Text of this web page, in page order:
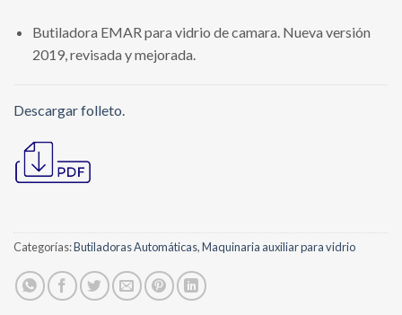
Butiladora EMAR para vidrio de camara. Nueva versión
2019, revisada y mejorada.
Descargar folleto.
Categorías:Butiladoras Automáticas,Maquinaria auxiliar para vidrio